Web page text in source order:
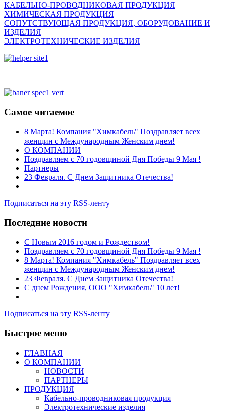
КАБЕЛЬНО-ПРОВОДНИКОВАЯ ПРОДУКЦИЯ
ХИМИЧЕСКАЯ ПРОДУКЦИЯ
СОПУТСТВУЮЩАЯ ПРОДУКЦИЯ, ОБОРУДОВАНИЕ И
ИЗДЕЛИЯ
ЭЛЕКТРОТЕХНИЧЕСКИЕ ИЗДЕЛИЯ
Самое читаемое
8 Марта! Компания "Химкабель" Поздравляет всех
женщин с Международным Женским днем!
О КОМПАНИИ
Поздравляем с 70 годовщиной Дня Победы 9 Мая !
Партнеры
23 Февраля. С Днем Защитника Отечества!
Подписаться на эту RSS-ленту
Последние новости
C Новым 2016 годом и Рождеством!
Поздравляем с 70 годовщиной Дня Победы 9 Мая !
8 Марта! Компания "Химкабель" Поздравляет всех
женщин с Международным Женским днем!
23 Февраля. С Днем Защитника Отечества!
С днем Рождения, ООО "Химкабель" 10 лет!
Подписаться на эту RSS-ленту
Быстрое меню
ГЛАВНАЯ
О КОМПАНИИ
НОВОСТИ
ПАРТНЕРЫ
ПРОДУКЦИЯ
Кабельно-проводниковая продукция
Электротехнические изделия